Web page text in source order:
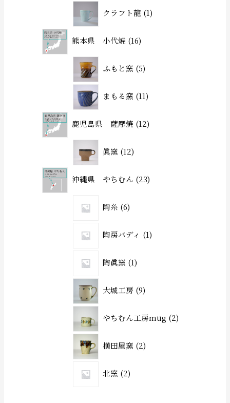
クラフト龍 1
熊本県 小代焼 16
ふもと窯 5
まもる窯 11
鹿児島県 薩摩焼 12
眞窯 12
沖縄県 やちむん 23
陶糸 6
陶房バディ 1
陶眞窯 1
大城工房 9
やちむん工房mug 2
横田屋窯 2
北窯 2